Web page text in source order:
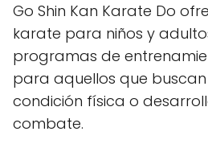
Go Shin Kan Karate Do
karate para niños y
programas de
para aquellos que
condición física o
combate.